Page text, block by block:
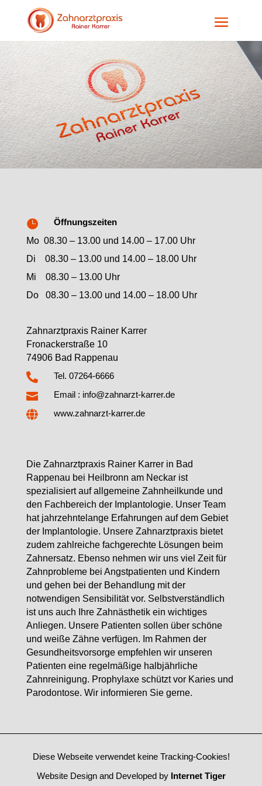

Öffnungszeiten
Mo 08.30 – 13.00 und 14.00 – 17.00 Uhr
Di 08.30 – 13.00 und 14.00 – 18.00 Uhr
Mi 08.30 – 13.00 Uhr
Do 08.30 – 13.00 und 14.00 – 18.00 Uhr
Zahnarztpraxis Rainer Karrer
Fronackerstraße 10
74906 Bad Rappenau
 Tel. 07264-6666
 Email : info@zahnarzt-karrer.de
 www.zahnarzt-karrer.de
Die Zahnarztpraxis Rainer Karrer in Bad
Rappenau bei Heilbronn am Neckar ist
spezialisiert auf allgemeine Zahnheilkunde und
den Fachbereich der Implantologie. Unser Team
hat jahrzehntelange Erfahrungen auf dem Gebiet
der Implantologie. Unsere Zahnarztpraxis bietet
zudem zahlreiche fachgerechte Lösungen beim
Zahnersatz. Ebenso nehmen wir uns viel Zeit für
Zahnprobleme bei Angstpatienten und Kindern
und gehen bei der Behandlung mit der
notwendigen Sensibilität vor. Selbstverständlich
ist uns auch Ihre Zahnästhetik ein wichtiges
Anliegen. Unsere Patienten sollen über schöne
und weiße Zähne verfügen. Im Rahmen der
Gesundheitsvorsorge empfehlen wir unseren
Patienten eine regelmäßige halbjährliche
Zahnreinigung. Prophylaxe schützt vor Karies und
Parodontose. Wir informieren Sie gerne.
Diese Webseite verwendet keine Tracking-Cookies!
Website Design and Developed by Internet Tiger